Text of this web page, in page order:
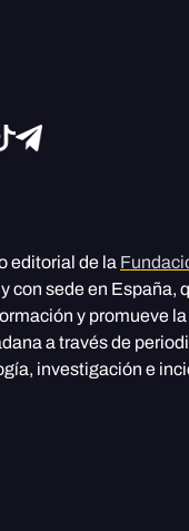
editorial de la
con sede en España,
y promueve
a través de
investigación e